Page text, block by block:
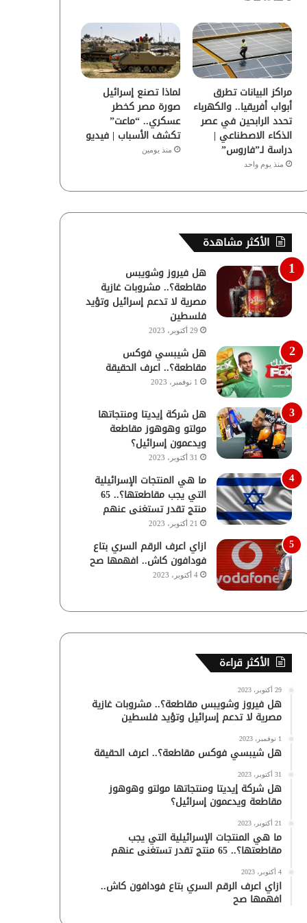
مراكز البيانات تطرق
أبواب أفريقيا.. والكهرباء
تحدد الرابحين في عصر
الذكاء الاصطناعي |
دراسة لـ”فاروس”
منذ يوم واحد
لماذا تصنع إسرائيل
صورة مصر كخطر
عسكري.. “ماعت”
تكشف الأسباب | فيديو
منذ يومين
الأكثر مشاهدة
هل فيروز وشويبس
مقاطعة؟.. مشروبات غازية
مصرية لا تدعم إسرائيل وتؤيد
فلسطين
29 أكتوبر، 2023
هل شيبسي فوكس
مقاطعة؟.. اعرف الحقيقة
1 نوفمبر، 2023
هل شركة إيديتا ومنتجاتها
مولتو وهوهوز مقاطعة
ويدعمون إسرائيل؟
31 أكتوبر، 2023
ما هي المنتجات الإسرائيلية
التي يجب مقاطعتها؟.. 65
منتج تقدر تستغنى عنهم
21 أكتوبر، 2023
ازاي اعرف الرقم السري بتاع
فودافون كاش.. افهمها صح
4 أكتوبر، 2023
الأكثر قراءة
29 أكتوبر، 2023
هل فيروز وشويبس مقاطعة؟.. مشروبات غازية
مصرية لا تدعم إسرائيل وتؤيد فلسطين
1 نوفمبر، 2023
هل شيبسي فوكس مقاطعة؟.. اعرف الحقيقة
31 أكتوبر، 2023
هل شركة إيديتا ومنتجاتها مولتو وهوهوز
مقاطعة ويدعمون إسرائيل؟
21 أكتوبر، 2023
ما هي المنتجات الإسرائيلية التي يجب
مقاطعتها؟.. 65 منتج تقدر تستغنى عنهم
4 أكتوبر، 2023
ازاي اعرف الرقم السري بتاع فودافون كاش..
افهمها صح